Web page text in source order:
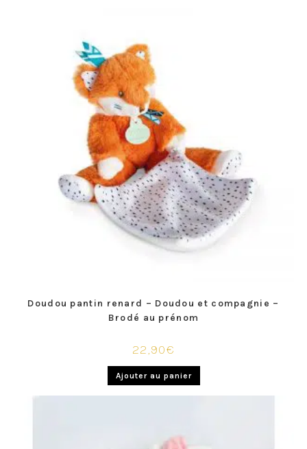
Doudou pantin renard – Doudou et compagnie –
Brodé au prénom
22,90€
Ajouter au panier